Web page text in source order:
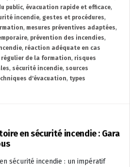
public, évacuation rapide et efficace,
incendie, gestes et procédures,
, mesures préventives adaptées,
, prévention des incendies,
, réaction adéquate en cas
régulier de la formation, risques
, sécurité incendie, sources
d'évacuation, types
en sécurité incendie : Gara
sécurité incendie : un impératif